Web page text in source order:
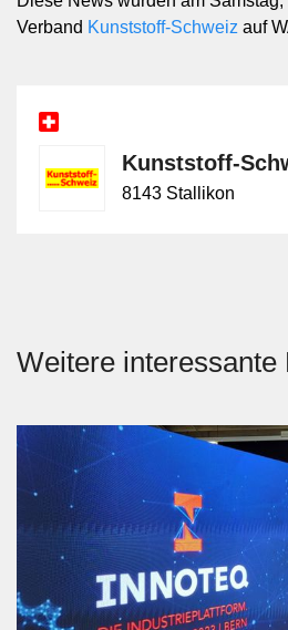
Verband Kunststoff-Schweiz auf
Kunststoff-
8143 Stallikon
Weitere interessante